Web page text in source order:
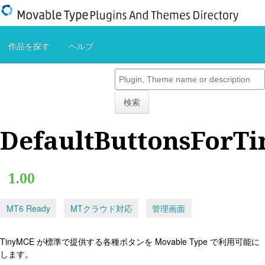
作品を探す ヘルプ
検索
1.00
MT6 Ready MTクラウド対応 管理画面
TinyMCE が標準で提供する各種ボタンを Movable Type で利用可能に
します。